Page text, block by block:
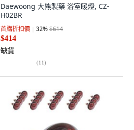
Daewoong 大熊製藥 浴室暖燈, CZ-
H02BR
首購折扣價 32%$614
$414
缺貨
(11)